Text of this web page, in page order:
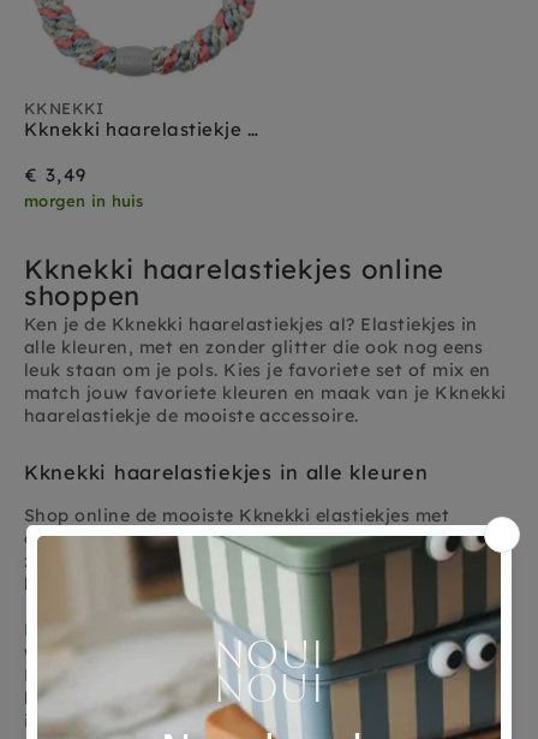
KKNEKKI
Kknekki haarelastiekje mix grijs blauw glitter
€ 3,49
morgen in huis
Kknekki haarelastiekjes online
shoppen
Ken je de Kknekki haarelastiekjes al? Elastiekjes in
alle kleuren, met en zonder glitter die ook nog eens
leuk staan om je pols. Kies je favoriete set of mix en
match jouw favoriete kleuren en maak van je Kknekki
haarelastiekje de mooiste accessoire.
Kknekki haarelastiekjes in alle kleuren
Shop online de mooiste Kknekki elastiekjes met
glitter, velvet in de allermooiste kleuren: pastel, beige,
zand en zwart, jouw lievelingskleuren zitten er zeker
bij!
Kknekki haarelastiekjes zijn zacht voor je haar,
waterbestendig en verslappen of rafelen niet.
Hierdoor blijven Kknekki's langer mooi dan gewone
haarelastieken en overleven ze elke zwempartij, zelfs
in zout zeewater en de zon. Elke haarelastiek is